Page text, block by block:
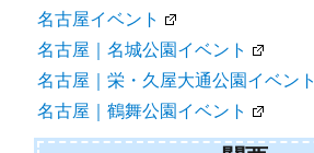
名古屋イベント
名古屋｜名城公園イベント
名古屋｜栄・久屋大通公園イベント
名古屋｜鶴舞公園イベント